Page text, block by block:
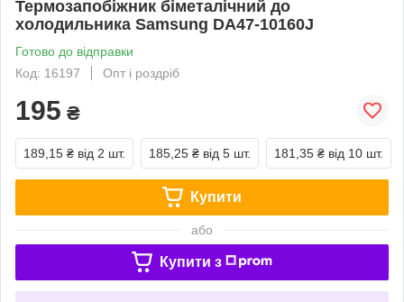
Термозапобіжник біметалічний до
холодильника Samsung DA47-10160J
Готово до відправки
Код: 16197
Опт і роздріб
195 ₴
189,15 ₴ від 2 шт. 185,25 ₴ від 5 шт. 181,35 ₴ від 10 шт.
Купити
або
Купити з